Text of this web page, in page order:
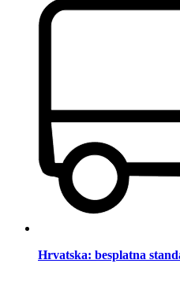
Hrvatska: besplatna